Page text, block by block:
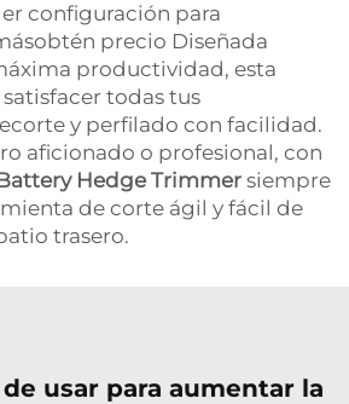
configuración para
precio Diseñada
productividad, esta
todas tus
y perfilado con facilidad.
aficionado o profesional, con
Hedge Trimmer siempre
de corte ágil y fácil de
trasero.
usar para aumentar la